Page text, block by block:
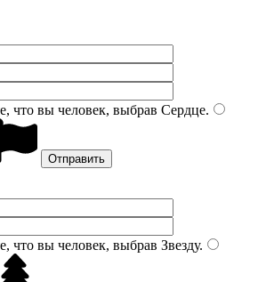
что вы человек, выбрав Сердце.
что вы человек, выбрав Звезду.